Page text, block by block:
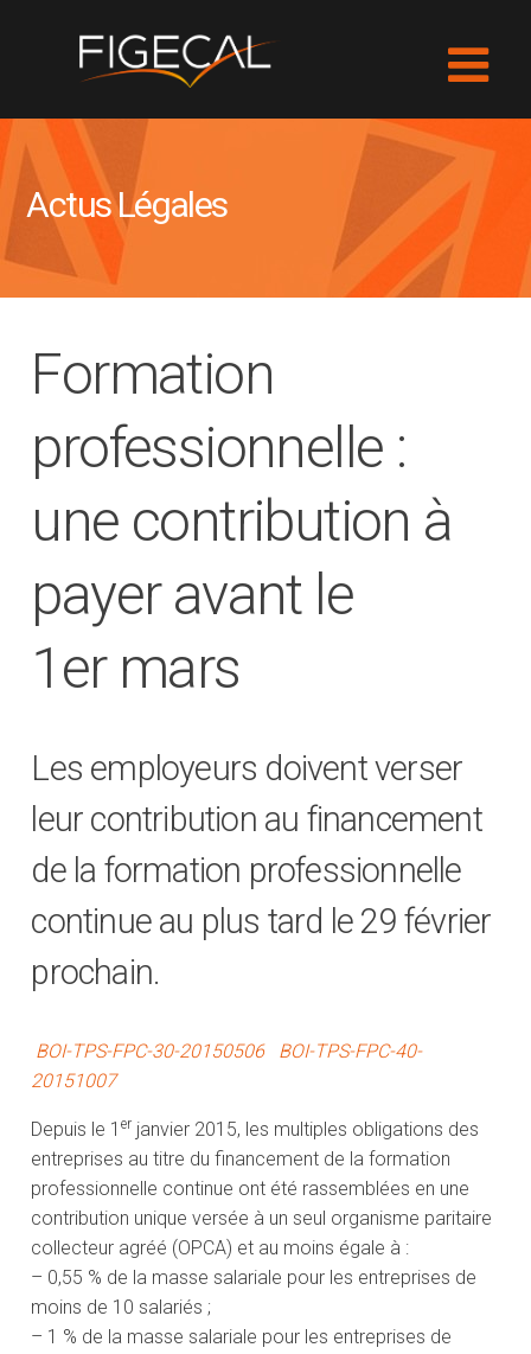
Actus Légales
Formation
professionnelle :
une contribution à
payer avant le
1er mars
Les employeurs doivent verser
leur contribution au financement
de la formation professionnelle
continue au plus tard le 29 février
prochain.
BOI-TPS-FPC-30-20150506
BOI-TPS-FPC-40-
20151007
Depuis le 1er janvier 2015, les multiples obligations des
entreprises au titre du financement de la formation
professionnelle continue ont été rassemblées en une
contribution unique versée à un seul organisme paritaire
collecteur agréé (OPCA) et au moins égale à :
– 0,55 % de la masse salariale pour les entreprises de
moins de 10 salariés ;
– 1 % de la masse salariale pour les entreprises de